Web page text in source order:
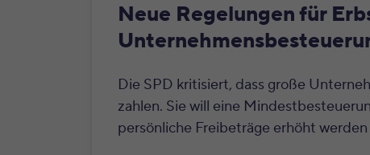
Neue Regelungen für
Die SPD kritisiert, dass große
zahlen. Sie will eine
persönliche Freibeträge erhöht